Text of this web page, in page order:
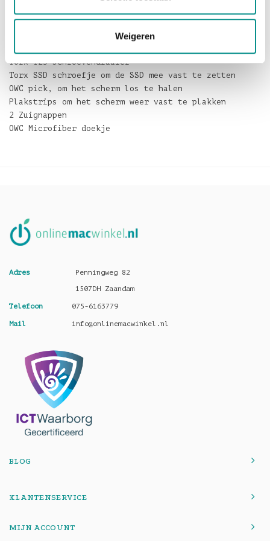
Weigeren
De set bevat de volgende producten:
Torx T25 schroevendraaier
Torx SSD schroefje om de SSD mee vast te zetten
OWC pick, om het scherm los te halen
Plakstrips om het scherm weer vast te plakken
2 Zuignappen
OWC Microfiber doekje
Adres
Penningweg 82
1507DH Zaandam
Telefoon 075-6163779
Mail info@onlinemacwinkel.nl
BLOG
KLANTENSERVICE
MIJN ACCOUNT